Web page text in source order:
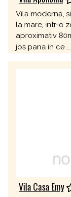
Vila moderna,
la mare, intr-o
aproximativ
jos pana in ce ...
Vila Casa Emy